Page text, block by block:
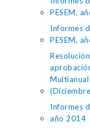
PESEM,
Informes
PESEM,
Multianual
Informes
año 2014